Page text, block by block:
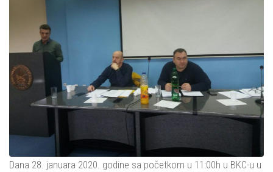
Dana 28. januara 2020. godine sa početkom u 11:00h u BKC-u u